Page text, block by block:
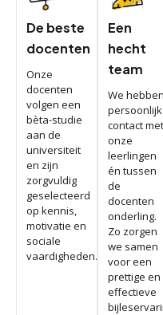
De beste
docenten
Onze
docenten
volgen een
bèta-studie
aan de
universiteit
en zijn
zorgvuldig
geselecteerd
op kennis,
motivatie en
sociale
vaardigheden.
Een
hecht
team
We hebben
persoonlijk
contact met
onze
leerlingen
én tussen
de
docenten
onderling.
Zo zorgen
we samen
voor een
prettige en
effectieve